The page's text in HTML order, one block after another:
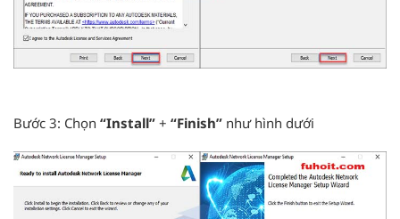
Bước 3: Chọn “Install” + “Finish” như hình dưới